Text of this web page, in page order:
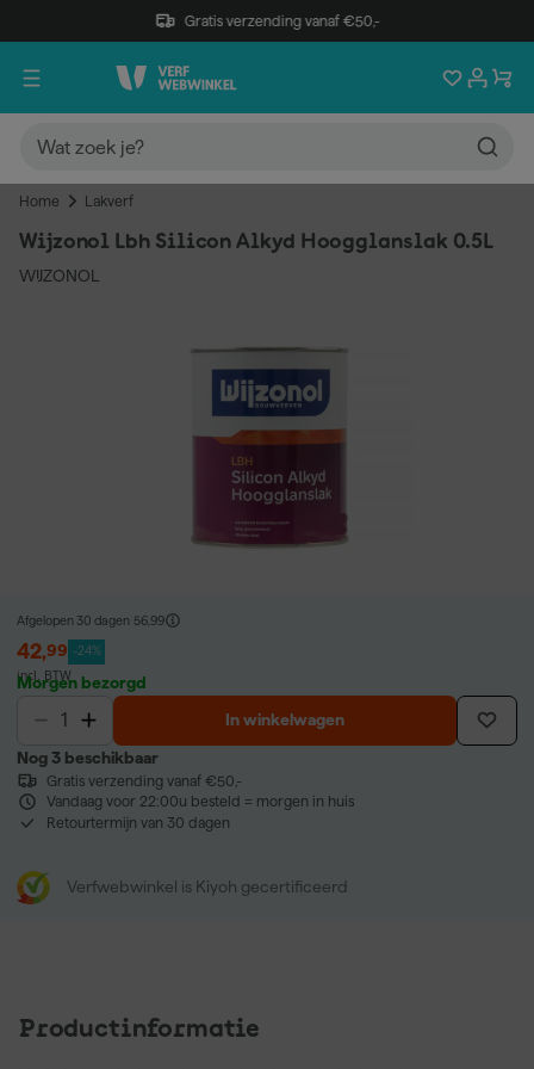
Gratis verzending vanaf €50,-
Home Lakverf
Wijzonol Lbh Silicon Alkyd Hoogglanslak 0.5L
WIJZONOL
Afgelopen 30 dagen 56,99
42,99 -24%
incl. BTW
Morgen bezorgd
In winkelwagen
Nog 3 beschikbaar
Gratis verzending vanaf €50,-
Vandaag voor 22:00u besteld = morgen in huis
Retourtermijn van 30 dagen
Verfwebwinkel is Kiyoh gecertificeerd
Productinformatie